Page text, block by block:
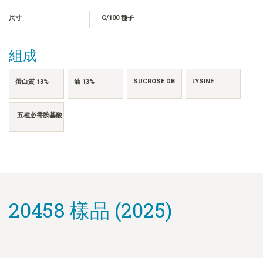
尺寸 G/100 種子
組成
蛋白質 13% 油 13% SUCROSE DB LYSINE
五種必需胺基酸
20458 樣品 (2025)